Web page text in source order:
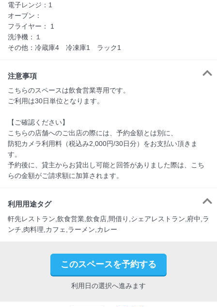
電子レンジ：1
オーブン：
フライヤー： 1
洗浄機：１
その他：冷蔵庫4　冷凍庫1　ラック1
注意事項
こちらのスペースは飲食営業専用です。
ご利用は30日単位となります。
【ご確認ください】
こちらの店舗へのご出店の際には、予約金額とは別に、
防犯カメラ利用料（税込み2,000円/30日分）をお支払い頂きま
す。
予約後に、貸主からお貸出し可能と回答がありました際は、こち
らの金額がご請求額に加算されます。
利用用途タグ
軒先レストラン,飲食営業,飲食店,間借り,シェアレストラン,府中,ラ
ンチ,肉料理,カフェ,ラーメン,カレー
このスペースを予約する
利用日の選択へ進みます